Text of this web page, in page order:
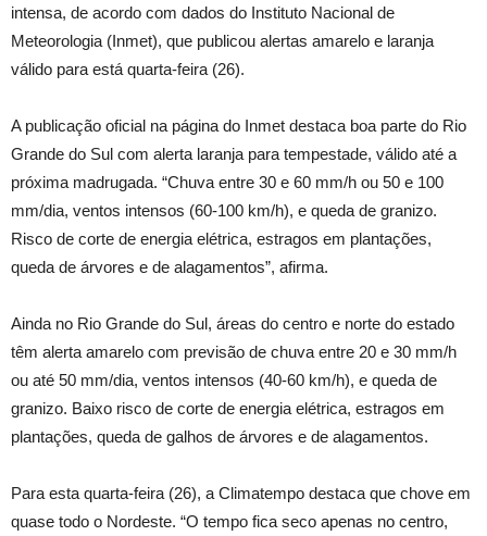
intensa, de acordo com dados do Instituto Nacional de
Meteorologia (Inmet), que publicou alertas amarelo e laranja
válido para está quarta-feira (26).
A publicação oficial na página do Inmet destaca boa parte do Rio
Grande do Sul com alerta laranja para tempestade, válido até a
próxima madrugada. “Chuva entre 30 e 60 mm/h ou 50 e 100
mm/dia, ventos intensos (60-100 km/h), e queda de granizo.
Risco de corte de energia elétrica, estragos em plantações,
queda de árvores e de alagamentos”, afirma.
Ainda no Rio Grande do Sul, áreas do centro e norte do estado
têm alerta amarelo com previsão de chuva entre 20 e 30 mm/h
ou até 50 mm/dia, ventos intensos (40-60 km/h), e queda de
granizo. Baixo risco de corte de energia elétrica, estragos em
plantações, queda de galhos de árvores e de alagamentos.
Para esta quarta-feira (26), a Climatempo destaca que chove em
quase todo o Nordeste. “O tempo fica seco apenas no centro,